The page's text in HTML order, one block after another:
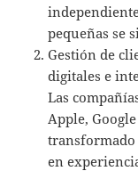
pequeñas se
Gestión de
digitales e
Las
Apple,
en